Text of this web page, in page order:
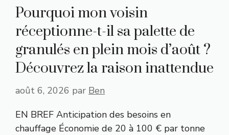
Pourquoi mon voisin
réceptionne-t-il sa palette de
granulés en plein mois d’août ?
Découvrez la raison inattendue
août 6, 2026 par Ben
EN BREF Anticipation des besoins en
chauffage Économie de 20 à 100 € par tonne